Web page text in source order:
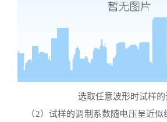
选取任意波形时试样的
（ 2）试样的调制系数随电压呈近